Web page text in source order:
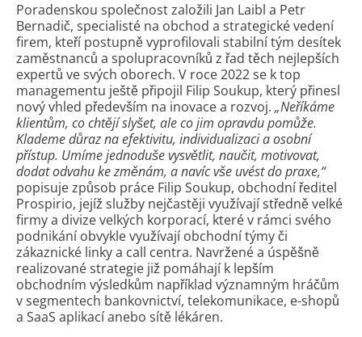
Poradenskou společnost založili Jan Laibl a Petr
Bernadič, specialisté na obchod a strategické vedení
firem, kteří postupně vyprofilovali stabilní tým desítek
zaměstnanců a spolupracovníků z řad těch nejlepších
expertů ve svých oborech. V roce 2022 se k top
managementu ještě připojil Filip Soukup, který přinesl
nový vhled především na inovace a rozvoj. „Neříkáme
klientům, co chtějí slyšet, ale co jim opravdu pomůže.
Klademe důraz na efektivitu, individualizaci a osobní
přístup. Umíme jednoduše vysvětlit, naučit, motivovat,
dodat odvahu ke změnám, a navíc vše uvést do praxe,“
popisuje způsob práce Filip Soukup, obchodní ředitel
Prospirio, jejíž služby nejčastěji využívají středně velké
firmy a divize velkých korporací, které v rámci svého
podnikání obvykle využívají obchodní týmy či
zákaznické linky a call centra. Navržené a úspěšně
realizované strategie již pomáhají k lepším
obchodním výsledkům například významným hráčům
v segmentech bankovnictví, telekomunikace, e-shopů
a SaaS aplikací anebo sítě lékáren.